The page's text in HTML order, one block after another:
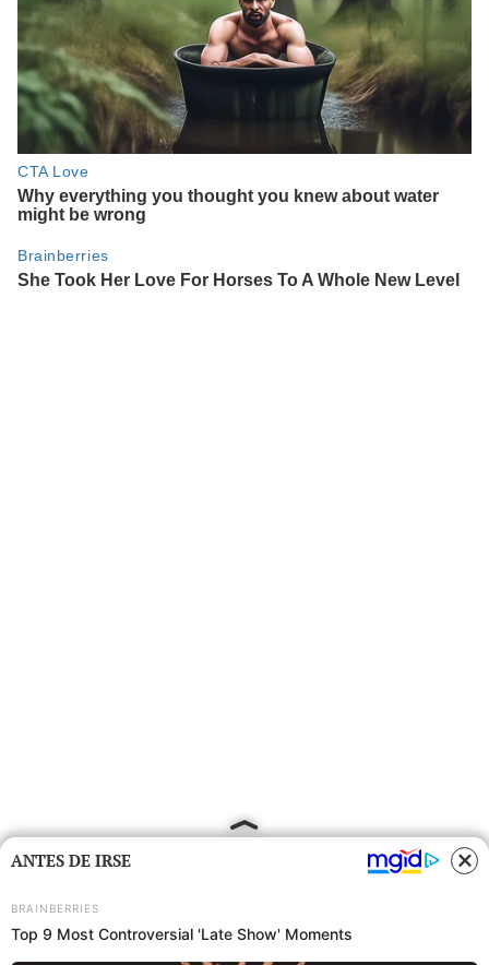
ANTES DE IRSE